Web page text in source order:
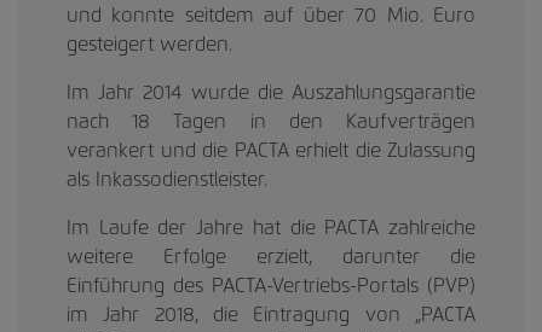
und konnte seitdem auf über 70 Mio. Euro
gesteigert werden.
Im Jahr 2014 wurde die Auszahlungsgarantie
nach 18 Tagen in den Kaufverträgen
verankert und die PACTA erhielt die Zulassung
als Inkassodienstleister.
Im Laufe der Jahre hat die PACTA zahlreiche
weitere Erfolge erzielt, darunter die
Einführung des PACTA-Vertriebs-Portals (PVP)
im Jahr 2018, die Eintragung von „PACTA